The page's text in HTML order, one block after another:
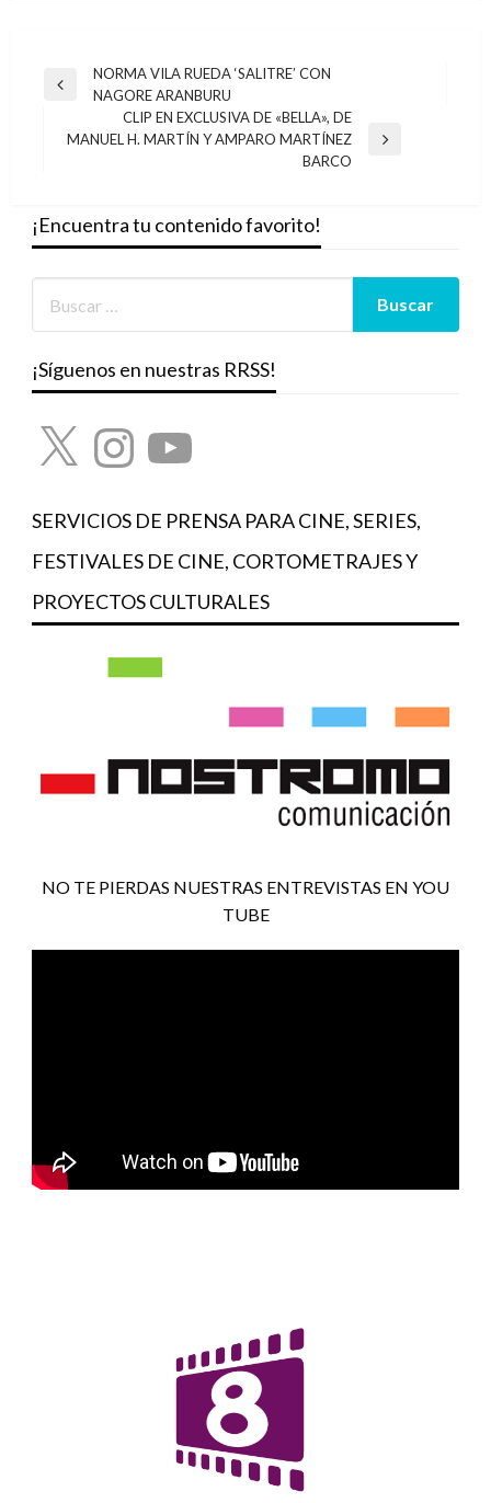
Navegación
entradas
Entrada
NORMA VILA RUEDA ‘SALITRE’ CON
NAGORE ARANBURU
Entrada
CLIP EN EXCLUSIVA DE «BELLA», DE
MANUEL H. MARTÍN Y AMPARO MARTÍNEZ
BARCO
¡Encuentra tu contenido favorito!
¡Síguenos en nuestras RRSS!
X InstagramYouTube
SERVICIOS DE PRENSA PARA CINE, SERIES,
FESTIVALES DE CINE, CORTOMETRAJES Y
PROYECTOS CULTURALES
NO TE PIERDAS NUESTRAS ENTREVISTAS EN YOU
TUBE